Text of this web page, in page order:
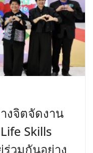
งจิตจัดงาน
Skills
วมกันอย่าง